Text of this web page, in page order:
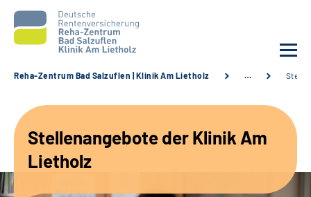
Unsere Angebote
Reha-Zentrum Bad Salzuflen | Klinik Am Lietholz …
Stellenangebote der Klinik Am
Lietholz